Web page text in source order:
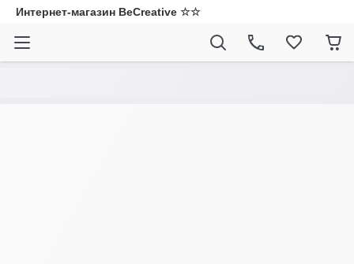
Интернет-магазин BeCreative ☆☆